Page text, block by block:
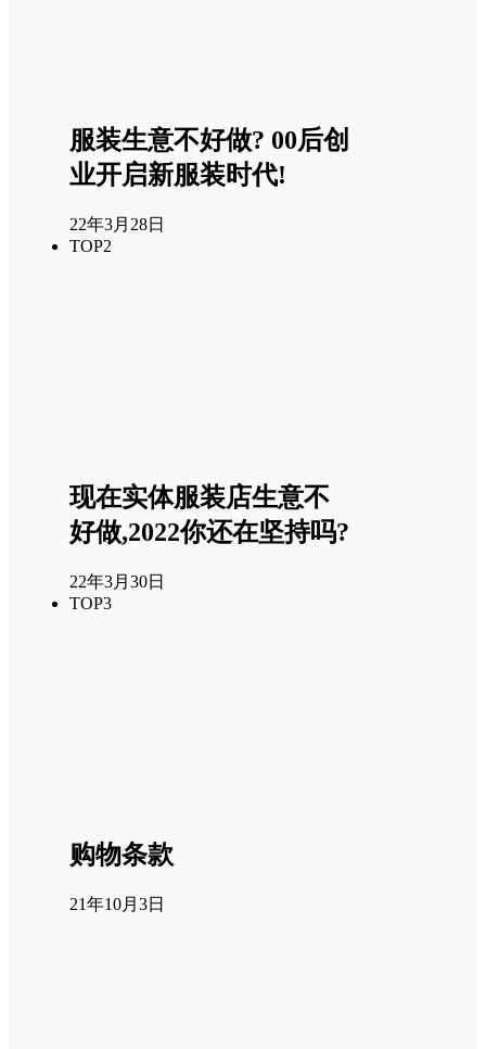
服装生意不好做? 00后创
业开启新服装时代!
22年3月28日
TOP2
现在实体服装店生意不
好做,2022你还在坚持吗?
22年3月30日
TOP3
购物条款
21年10月3日